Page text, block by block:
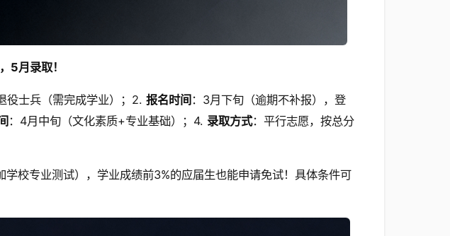
5月录取！
役士兵（需完成学业）；2. 报名时间 ：3月下旬（逾期不补报），登
：4月中旬（文化素质+专业基础）；4. 录取方式：平行志愿，按总分
校专业测试），学业成绩前3%的应届生也能申请免试！具体条件可